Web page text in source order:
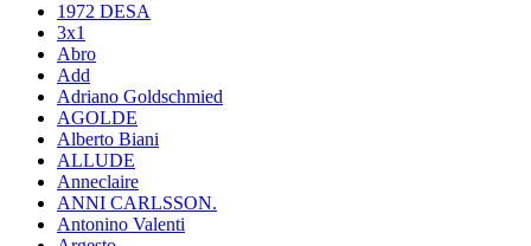
1972 DESA
3x1
Abro
Add
Adriano Goldschmied
AGOLDE
Alberto Biani
ALLUDE
Anneclaire
ANNI CARLSSON.
Antonino Valenti